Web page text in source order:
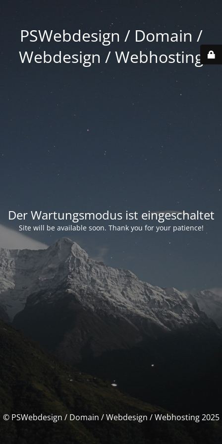
PSWebdesign / Domain /
Webdesign / Webhosting
Der Wartungsmodus ist eingeschaltet
Site will be available soon. Thank you for your patience!
© PSWebdesign / Domain / Webdesign / Webhosting 2025